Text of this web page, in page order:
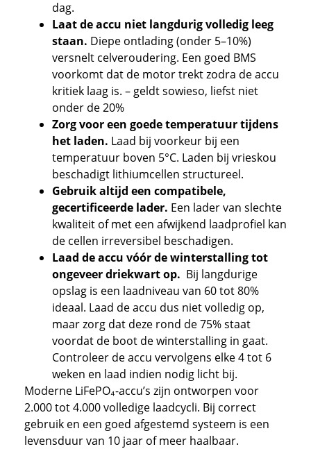
dag.
Laat de accu niet langdurig volledig leeg
staan. Diepe ontlading (onder 5–10%)
versnelt celveroudering. Een goed BMS
voorkomt dat de motor trekt zodra de accu
kritiek laag is. – geldt sowieso, liefst niet
onder de 20%
Zorg voor een goede temperatuur tijdens
het laden. Laad bij voorkeur bij een
temperatuur boven 5°C. Laden bij vrieskou
beschadigt lithiumcellen structureel.
Gebruik altijd een compatibele,
gecertificeerde lader. Een lader van slechte
kwaliteit of met een afwijkend laadprofiel kan
de cellen irreversibel beschadigen.
Laad de accu vóór de winterstalling tot
ongeveer driekwart op. Bij langdurige
opslag is een laadniveau van 60 tot 80%
ideaal. Laad de accu dus niet volledig op,
maar zorg dat deze rond de 75% staat
voordat de boot de winterstalling in gaat.
Controleer de accu vervolgens elke 4 tot 6
weken en laad indien nodig licht bij.
Moderne LiFePO₄-accu’s zijn ontworpen voor
2.000 tot 4.000 volledige laadcycli. Bij correct
gebruik en een goed afgestemd systeem is een
levensduur van 10 jaar of meer haalbaar.